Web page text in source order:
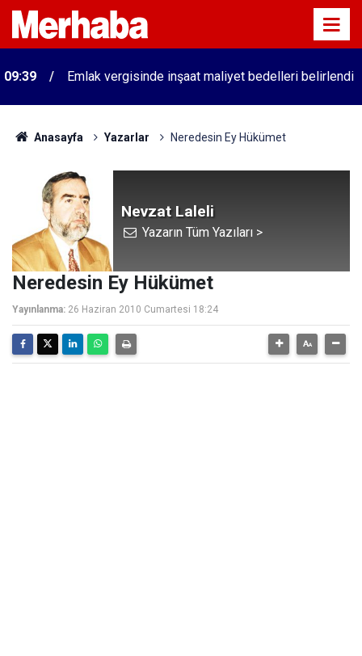
09:39 Emlak vergisinde inşaat maliyet bedelleri belirlendi
Anasayfa Yazarlar Neredesin Ey Hükümet
Nevzat Laleli
Yazarın Tüm Yazıları >
Neredesin Ey Hükümet
Yayınlanma: 26 Haziran 2010 Cumartesi 18:24